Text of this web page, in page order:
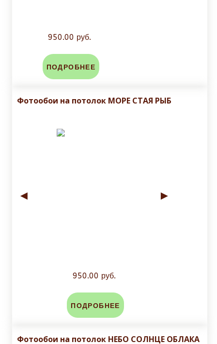
950.00 руб.
ПОДРОБНЕЕ
Фотообои на потолок МОРЕ СТАЯ РЫБ
◄ ►
950.00 руб.
ПОДРОБНЕЕ
Фотообои на потолок НЕБО СОЛНЦЕ ОБЛАКА